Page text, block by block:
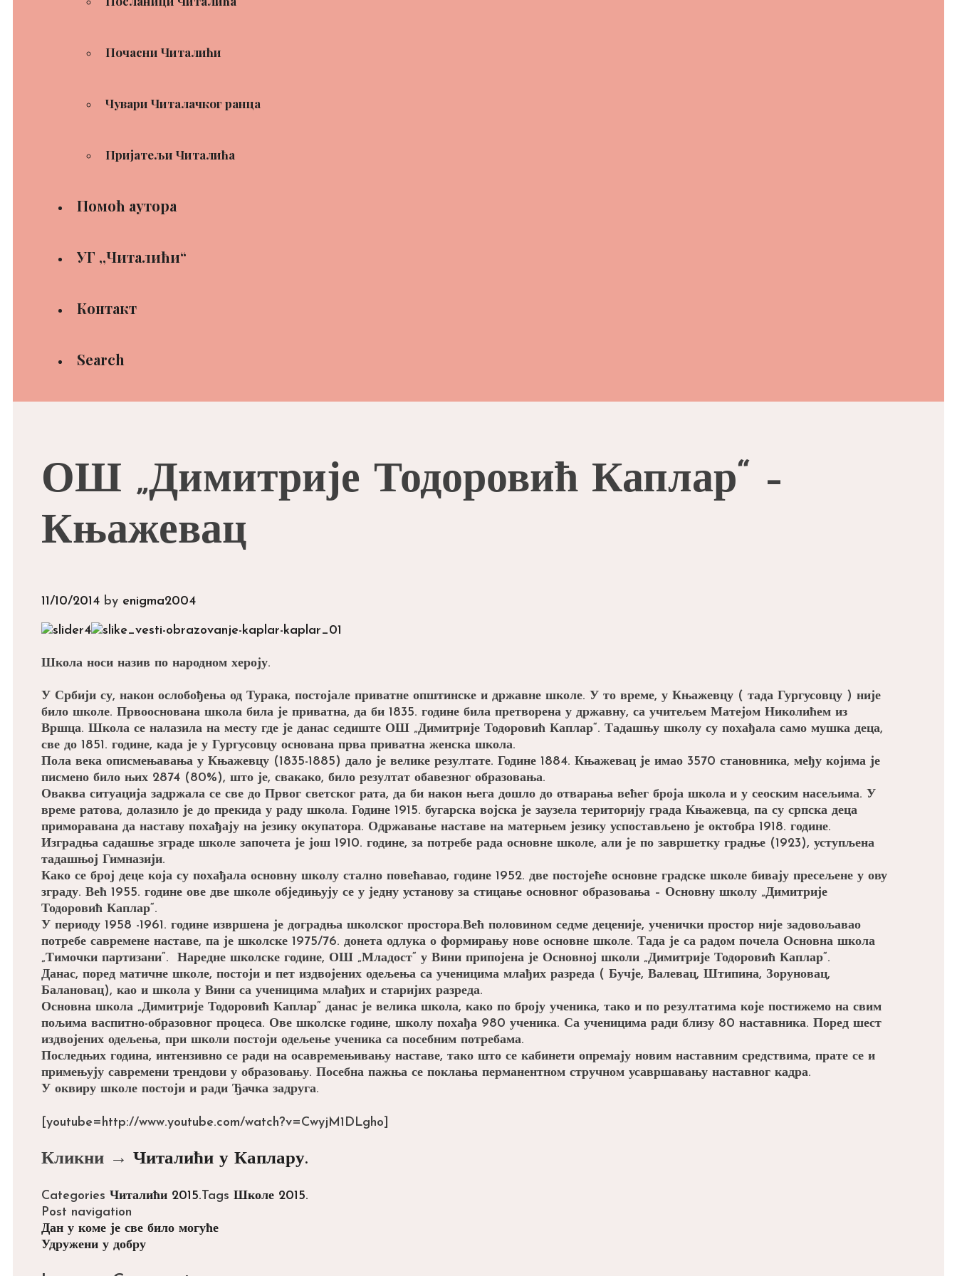
Почасни Читалићи
Чувари Читалачког ранца
Пријатељи Читалића
Помоћ аутора
УГ ,,Читалићи“
Контакт
Search
ОШ „Димитрије Тодоровић Каплар“ –
Књажевац
11/10/2014 by enigma2004
Школа носи назив по народном хероју.
У Србији су, након ослобођења од Турака, постојале приватне општинске и државне школе. У то време, у Књажевцу ( тада Гургусовцу ) није
било школе. Првооснована школа била је приватна, да би 1835. године била претворена у државну, са учитељем Матејом Николићем из
Вршца. Школа се налазила на месту где је данас седиште ОШ „Димитрије Тодоровић Каплар“. Тадашњу школу су похађала само мушка деца,
све до 1851. године, када је у Гургусовцу основана прва приватна женска школа.
Пола века описмењавања у Књажевцу (1835-1885) дало је велике резултате. Године 1884. Књажевац је имао 3570 становника, међу којима је
писмено било њих 2874 (80%), што је, свакако, било резултат обавезног образовања.
Оваква ситуација задржала се све до Првог светског рата, да би након њега дошло до отварања већег броја школа и у сеоским насељима. У
време ратова, долазило је до прекида у раду школа. Године 1915. бугарска војска је заузела територију града Књажевца, па су српска деца
приморавана да наставу похађају на језику окупатора. Одржавање наставе на матерњем језику успостављено је октобра 1918. године.
Изградња садашње зграде школе започета је још 1910. године, за потребе рада основне школе, али је по завршетку градње (1923), уступљена
тадашњој Гимназији.
Како се број деце која су похађала основну школу стално повећавао, године 1952. две постојеће основне градске школе бивају пресељене у ову
зграду. Већ 1955. године ове две школе обједињују се у једну установу за стицање основног образовања – Основну школу „Димитрије
Тодоровић Каплар“.
У периоду 1958 -1961. године извршена је доградња школског простора.Већ половином седме деценије, ученички простор није задовољавао
потребе савремене наставе, па је школске 1975/76. донета одлука о формирању нове основне школе. Тада је са радом почела Основна школа
„Тимочки партизани“. Наредне школске године, ОШ „Младост“ у Вини припојена је Основној школи „Димитрије Тодоровић Каплар“.
Данас, поред матичне школе, постоји и пет издвојених одељења са ученицима млађих разреда ( Бучје, Валевац, Штипина, Зоруновац,
Балановац), као и школа у Вини са ученицима млађих и старијих разреда.
Основна школа „Димитрије Тодоровић Каплар“ данас је велика школа, како по броју ученика, тако и по резултатима које постижемо на свим
пољима васпитно-образовног процеса. Ове школске године, школу похађа 980 ученика. Са ученицима ради близу 80 наставника. Поред шест
издвојених одељења, при школи постоји одељење ученика са посебним потребама.
Последњих година, интензивно се ради на осавремењивању наставе, тако што се кабинети опремају новим наставним средствима, прате се и
примењују савремени трендови у образовању. Посебна пажња се поклања перманентном стручном усавршавању наставног кадра.
У оквиру школе постоји и ради Ђачка задруга.
[youtube=http://www.youtube.com/watch?v=CwyjM1DLgho]
Кликни → Читалићи у Каплару.
Categories Читалићи 2015.Tags Школе 2015.
Post navigation
Дан у коме је све било могуће
Удружени у добру